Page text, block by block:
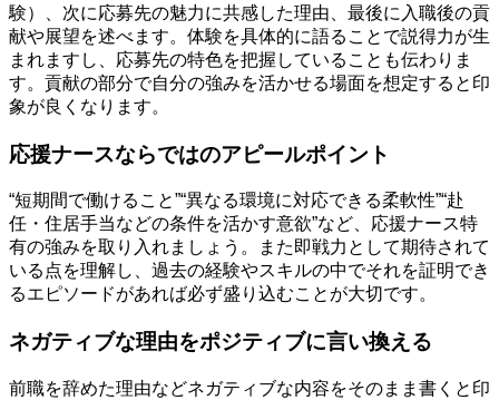
験）、次に応募先の魅力に共感した理由、最後に入職後の貢
献や展望を述べます。体験を具体的に語ることで説得力が生
まれますし、応募先の特色を把握していることも伝わりま
す。貢献の部分で自分の強みを活かせる場面を想定すると印
象が良くなります。
応援ナースならではのアピールポイント
“短期間で働けること”“異なる環境に対応できる柔軟性”“赴
任・住居手当などの条件を活かす意欲”など、応援ナース特
有の強みを取り入れましょう。また即戦力として期待されて
いる点を理解し、過去の経験やスキルの中でそれを証明でき
るエピソードがあれば必ず盛り込むことが大切です。
ネガティブな理由をポジティブに言い換える
前職を辞めた理由などネガティブな内容をそのまま書くと印